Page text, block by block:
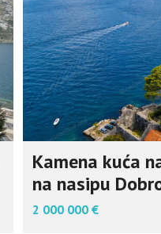
Kamena kuća
na nasipu
2 000 000 €